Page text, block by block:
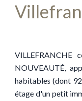
VILLEFRANCHE
NOUVEAUTÉ,
habitables (dont
étage d'un petit